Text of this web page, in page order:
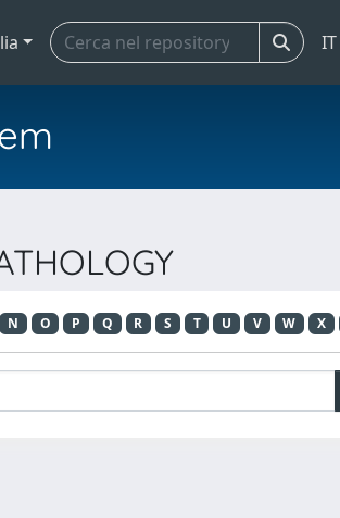
IT
N O P Q R S T U V W X